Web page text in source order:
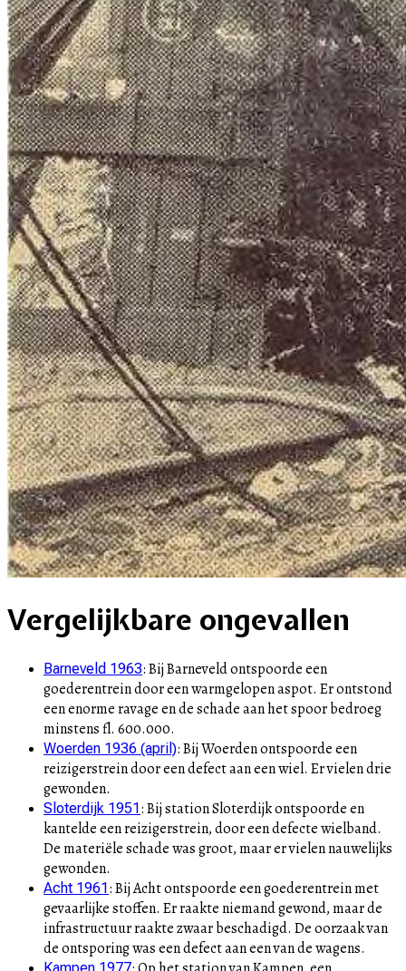
Vergelijkbare ongevallen
Barneveld 1963:Bij Barneveld ontspoorde een
goederentrein door een warmgelopen aspot. Er ontstond
een enorme ravage en de schade aan het spoor bedroeg
minstens fl. 600.000.
Woerden 1936 (april):Bij Woerden ontspoorde een
reizigerstrein door een defect aan een wiel. Er vielen drie
gewonden.
Sloterdijk 1951:Bij station Sloterdijk ontspoorde en
kantelde een reizigerstrein, door een defecte wielband.
De materiële schade was groot, maar er vielen nauwelijks
gewonden.
Acht 1961:Bij Acht ontspoorde een goederentrein met
gevaarlijke stoffen. Er raakte niemand gewond, maar de
infrastructuur raakte zwaar beschadigd. De oorzaak van
de ontsporing was een defect aan een van de wagens.
Kampen 1977